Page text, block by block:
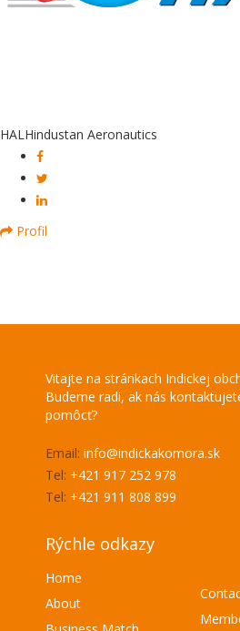
HALHindustan Aeronautics
Profil
Vitajte na stránkach Indickej
Budeme radi, ak nás
pomôcť?
Email: info@indickakomora.sk
Tel: +421 917 252 978
Tel: +421 911 808 899
Rýchle odkazy
Home
About